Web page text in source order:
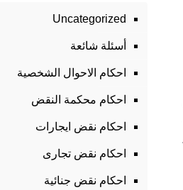
Uncategorized
أسئلة شائعة
احكام الاحوال الشخصية
احكام محكمة النقض
احكام نقض ايجارات
احكام نقض تجارى
احكام نقض جنائية